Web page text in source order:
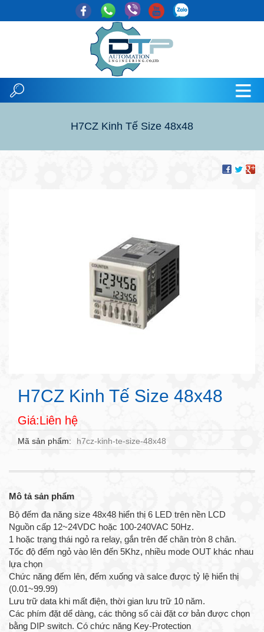
H7CZ Kinh Tế Size 48x48
H7CZ Kinh Tế Size 48x48
Giá:Liên hệ
Mã sản phẩm h7cz-kinh-te-size-48x48
Mô tả sản phẩm
Bộ đếm đa năng size 48x48 hiển thị 6 LED trên nền LCD
Nguồn cấp 12~24VDC hoặc 100-240VAC 50Hz.
1 hoặc trạng thái ngỏ ra relay, gắn trên đế chân tròn 8 chân.
Tốc độ đếm ngỏ vào lên đến 5Khz, nhiều mode OUT khác nhau
lựa chọn
Chức năng đếm lên, đếm xuống và salce được tỷ lệ hiển thị
(0.01~99.99)
Lưu trữ data khi mất điện, thời gian lưu trữ 10 năm.
Các phím đặt dể dàng, các thông số cài đặt cơ bản được chọn
bằng DIP switch. Có chức năng Key-Protection